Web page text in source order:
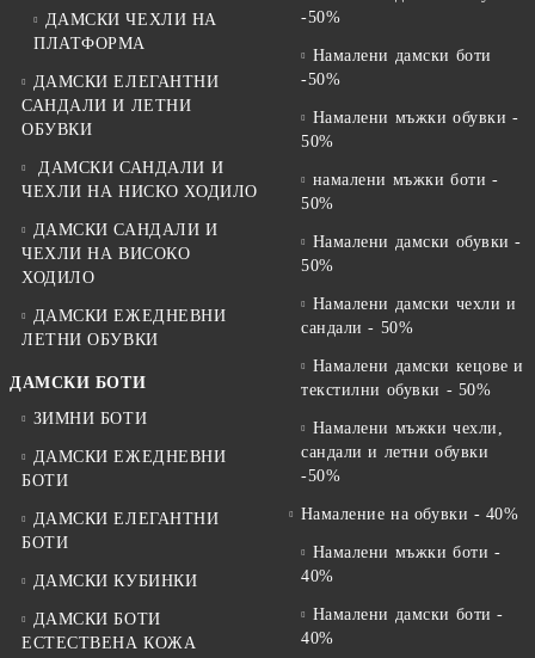
ДАМСКИ ЧЕХЛИ НА
ПЛАТФОРМА
ДАМСКИ ЕЛЕГАНТНИ
САНДАЛИ И ЛЕТНИ
ОБУВКИ
ДАМСКИ САНДАЛИ И
ЧЕХЛИ НА НИСКО ХОДИЛО
ДАМСКИ САНДАЛИ И
ЧЕХЛИ НА ВИСОКО
ХОДИЛО
ДАМСКИ ЕЖЕДНЕВНИ
ЛЕТНИ ОБУВКИ
ДАМСКИ БОТИ
ЗИМНИ БОТИ
ДАМСКИ ЕЖЕДНЕВНИ
БОТИ
ДАМСКИ ЕЛЕГАНТНИ
БОТИ
ДАМСКИ КУБИНКИ
ДАМСКИ БОТИ
ЕСТЕСТВЕНА КОЖА
-50%
Намалени дамски боти
-50%
Намалени мъжки обувки -
50%
намалени мъжки боти -
50%
Намалени дамски обувки -
50%
Намалени дамски чехли и
сандали - 50%
Намалени дамски кецове и
текстилни обувки - 50%
Намалени мъжки чехли,
сандали и летни обувки
-50%
Намаление на обувки - 40%
Намалени мъжки боти -
40%
Намалени дамски боти -
40%